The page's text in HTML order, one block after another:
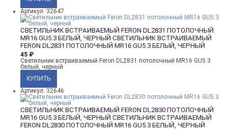
Артикул: 32647
СВЕТИЛЬНИК ВСТРАИВАЕМЫЙ FERON DL2831 ПОТОЛОЧНЫЙ
MR16 GU5.3 БЕЛЫЙ, ЧЕРНЫЙ СВЕТИЛЬНИК ВСТРАИВАЕМЫЙ
FERON DL2831 ПОТОЛОЧНЫЙ MR16 GU5.3 БЕЛЫЙ, ЧЕРНЫЙ
45 ₽
Светильник встраиваемый Feron DL2831 потолочный MR16 GU5.3
белый, черный
Артикул: 32646
СВЕТИЛЬНИК ВСТРАИВАЕМЫЙ FERON DL2830 ПОТОЛОЧНЫЙ
MR16 GU5.3 БЕЛЫЙ, ЧЕРНЫЙ СВЕТИЛЬНИК ВСТРАИВАЕМЫЙ
FERON DL2830 ПОТОЛОЧНЫЙ MR16 GU5.3 БЕЛЫЙ, ЧЕРНЫЙ